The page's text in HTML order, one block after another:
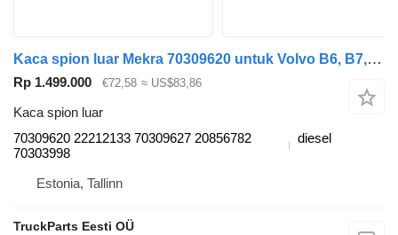
Kaca spion luar Mekra 70309620 untuk Volvo B6, B7, B9, B10, B12 bus (1978-2011)
Rp 1.499.000 €72,58 ≈ US$83,86
Kaca spion luar
70309620 22212133 70309627 20856782
70303998
diesel
Estonia, Tallinn
TruckParts Eesti OÜ